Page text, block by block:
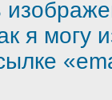
я могу